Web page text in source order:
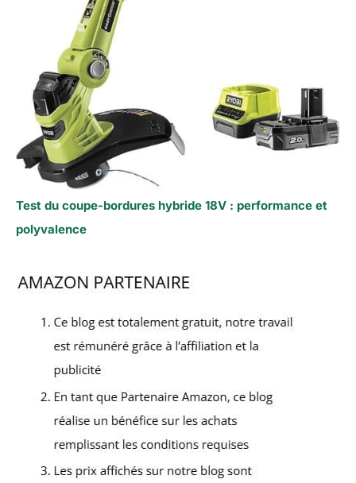
Test du coupe-bordures hybride 18V : performance et
polyvalence